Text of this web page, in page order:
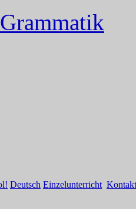
Deutsch Einzelunterricht Kontakt